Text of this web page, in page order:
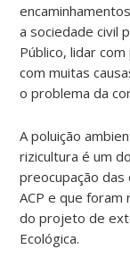
a sociedade civil
Público, lidar
com muitas
o problema da
A poluição
rizicultura é um
preocupação
ACP e que foram
do projeto de
Ecológica.